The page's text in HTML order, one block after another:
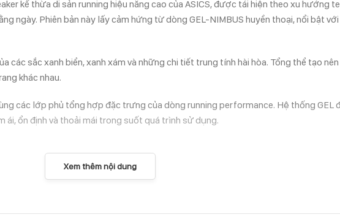
kế thừa di sản running hiệu năng cao của ASICS, được tái hiện theo xu hướng
ngày. Phiên bản này lấy cảm hứng từ dòng GEL-NIMBUS huyền thoại, nổi bật
sắc xanh biển, xanh xám và những chi tiết trung tính hài hòa. Tổng thể tạo
khác nhau.
các lớp phủ tổng hợp đặc trưng của dòng running performance. Hệ thống GEL
ái, ổn định và thoải mái trong suốt quá trình sử dụng.
Xem thêm nội dung